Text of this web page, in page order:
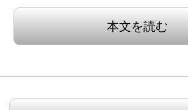
本文を読む